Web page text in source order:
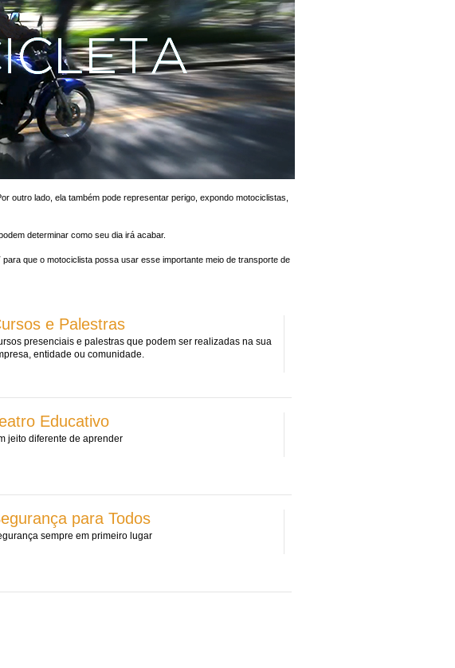
outro lado, ela também pode representar perigo, expondo motociclistas,
determinar como seu dia irá acabar.
que o motociclista possa usar esse importante meio de transporte de
e Palestras
presenciais e palestras que podem ser realizadas na sua
entidade ou comunidade.
Educativo
jeito diferente de aprender
para Todos
sempre em primeiro lugar